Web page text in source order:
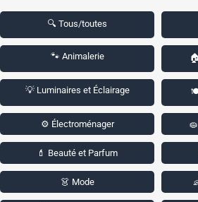
🔍 Tous/toutes
🐾 Animalerie
💡 Luminaires et Éclairage 🍽️
⚙️ Électroménager
💄 Beauté et Parfum
👗 Mode